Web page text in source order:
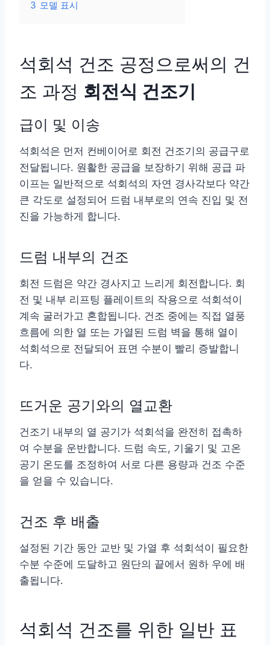
3 모델 표시
석회석 건조 공정으로써의 건
조 과정 회전식 건조기
급이 및 이송
석회석은 먼저 컨베이어로 회전 건조기의 공급구로
전달됩니다. 원활한 공급을 보장하기 위해 공급 파
이프는 일반적으로 석회석의 자연 경사각보다 약간
큰 각도로 설정되어 드럼 내부로의 연속 진입 및 전
진을 가능하게 합니다.
드럼 내부의 건조
회전 드럼은 약간 경사지고 느리게 회전합니다. 회
전 및 내부 리프팅 플레이트의 작용으로 석회석이
계속 굴러가고 혼합됩니다. 건조 중에는 직접 열풍
흐름에 의한 열 또는 가열된 드럼 벽을 통해 열이
석회석으로 전달되어 표면 수분이 빨리 증발합니
다.
뜨거운 공기와의 열교환
건조기 내부의 열 공기가 석회석을 완전히 접촉하
여 수분을 운반합니다. 드럼 속도, 기울기 및 고온
공기 온도를 조정하여 서로 다른 용량과 건조 수준
을 얻을 수 있습니다.
건조 후 배출
설정된 기간 동안 교반 및 가열 후 석회석이 필요한
수분 수준에 도달하고 원단의 끝에서 원하 우에 배
출됩니다.
석회석 건조를 위한 일반 표